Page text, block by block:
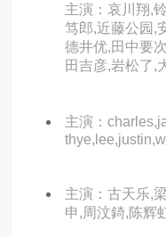
主演：哀川翔,
笃郎,近藤公园,
德井优,田中要
田吉彦,岩松了,
主演：
主演：古天乐,
申,周汶錡,陈辉